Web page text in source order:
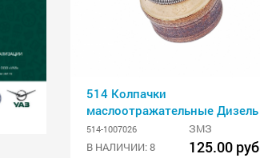
514 Колпачки
маслоотражательные Дизель
514-1007026
ЗМЗ
В НАЛИЧИИ: 8
125.00 руб